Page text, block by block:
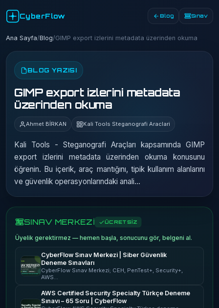
CyberFlow Blog Sınav
Ana Sayfa/Blog/GIMP export izlerini metadata üzerinden okuma
BLOG YAZISI
GIMP export izlerini metadata
üzerinden okuma
Ahmet BİRKAN Kali Tools Steganografi Araclari
Kali Tools - Steganografi Araçları kapsamında GIMP
export izlerini metadata üzerinden okuma konusunu
öğrenin. Bu içerik, araç mantığını, tipik kullanım alanlarını
ve güvenlik operasyonlarındaki anali…
SINAV MERKEZİ ÜCRETSİZ
Üyelik gerektirmez — hemen başla, sonucunu gör, belgeni al.
CyberFlow Sınav Merkezi | Siber Güvenlik
Deneme Sınavları
CyberFlow Sınav Merkezi; CEH, PenTest+, Security+,
AWS…
AWS Certified Security Specialty Türkçe Deneme
Sınavı – 65 Soru | CyberFlow